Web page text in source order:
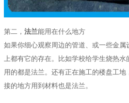
第二， 法兰能用在什么地方
如果你细心观察周边的管道、或一些金
上都有它的存在。比如学校给学生烧热
用的都是法兰。还有正在施工的楼盘工
接的地方用到材料也是法兰。